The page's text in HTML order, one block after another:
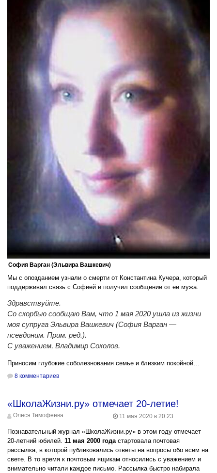
София Варган (Эльвира Вашкевич)
Мы с опозданием узнали о смерти от Константина Кучера, который
поддерживал связь с Софией и получил сообщение от ее мужа:
Здравствуйте.
Со скорбью сообщаю Вам, что 1 мая 2020 ушла из жизни
моя супруга Эльвира Вашкевич (София Варган —
псевдоним. Прим. ред.).
С уважением, Владимир Соколов.
Приносим глубокие соболезнования семье и близким покойной…
8 комментариев
«ШколаЖизни.ру» отмечает 20-летие!
Олеся Тимофеева 11 мая 2020 в 20:23
Познавательный журнал «ШколаЖизни.ру» в этом году отмечает
20-летний юбилей. 11 мая 2000 года стартовала почтовая
рассылка, в которой публиковались ответы на вопросы обо всем на
свете. В то время к почтовым ящикам относились с уважением и
внимательно читали каждое письмо. Рассылка быстро набирала